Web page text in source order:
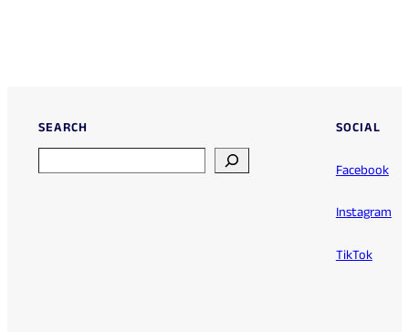
SEARCH
SOCIAL
Facebook
Instagram
TikTok